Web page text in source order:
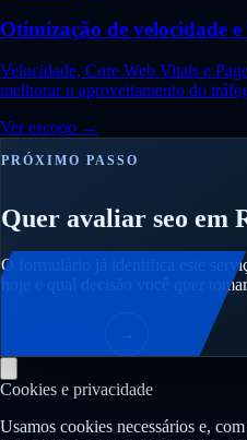
Otimização de velocidade
Velocidade, Core Web Vitals e
melhorar o aproveitamento do
Ver escopo →
PRÓXIMO PASSO
Quer avaliar seo em
O formulário já identifica este
hoje e qual decisão você quer
Cookies e privacidade
Usamos cookies necessários e,